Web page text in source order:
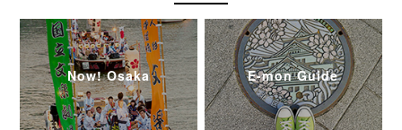
Now! Osaka E-mon Guide